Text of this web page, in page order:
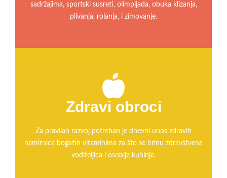
sadržajima, sportski susreti, olimpijada, obuka klizanja,
plivanja, rolanja, i zimovanje.
Zdravi obroci
Za pravilan razvoj potreban je dnevni unos zdravih
namirnica bogatih vitaminima za što se brinu zdravstvena
voditeljica i osoblje kuhinje.